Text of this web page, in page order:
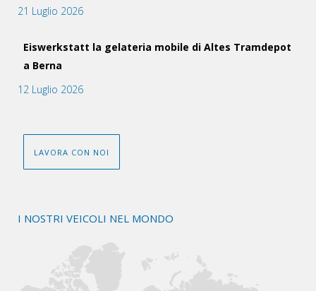
21 Luglio 2026
Eiswerkstatt la gelateria mobile di Altes Tramdepot
a Berna
12 Luglio 2026
LAVORA CON NOI
I NOSTRI VEICOLI NEL MONDO